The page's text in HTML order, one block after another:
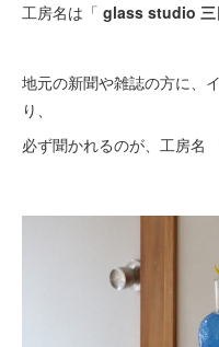
工房名は「 glass studio 三
地元の新聞や雑誌の方に、
り、
必ず聞かれるのが、工房名